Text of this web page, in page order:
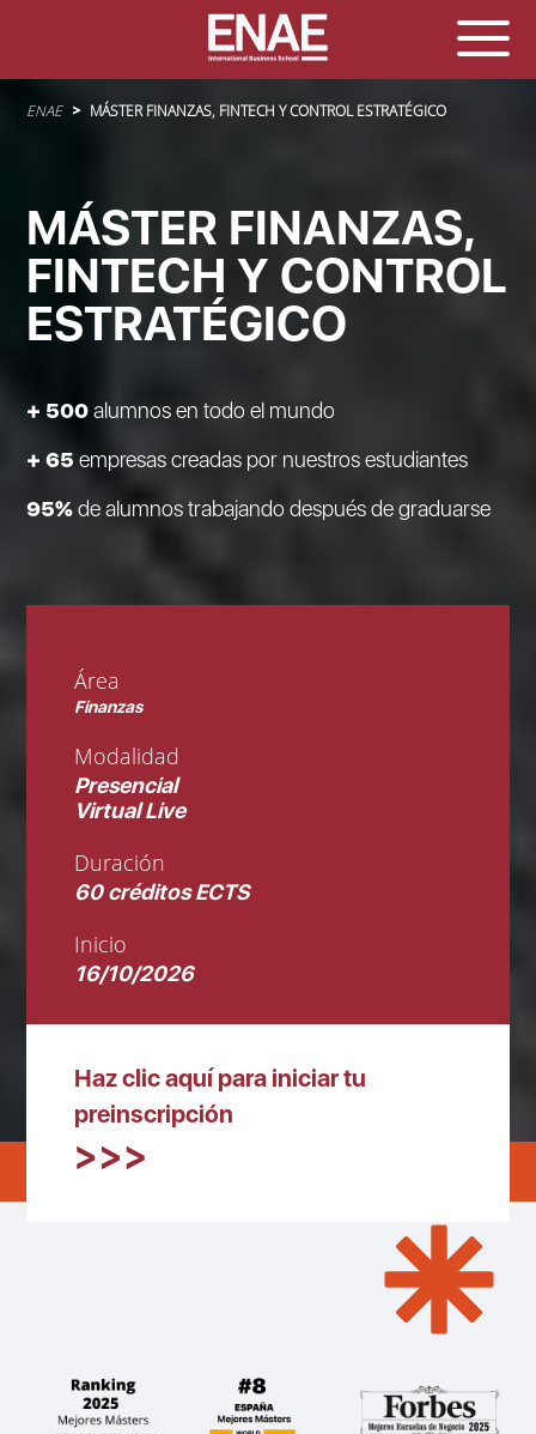
Sobrescribir enlaces de ayuda a la navegación
ENAE MÁSTER FINANZAS, FINTECH Y CONTROL ESTRATÉGICO
MÁSTER FINANZAS,
FINTECH Y CONTROL
ESTRATÉGICO
+ 500alumnos en todo el mundo
+ 65empresas creadas por nuestros estudiantes
95%de alumnos trabajando después de graduarse
Área
Finanzas
Modalidad
Presencial
Virtual Live
Duración
60 créditos ECTS
Inicio
16/10/2026
Haz clic aquí para iniciar tu
preinscripción